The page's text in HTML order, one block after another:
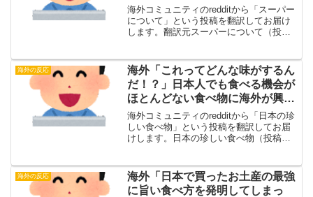
【海外の反応】
海外コミュニティのredditから「スーパー
について」という投稿を翻訳してお届け
します。翻訳元スーパーについて（投稿
ビニも飲食店もあちこちにあって、美味
しいものがたくさ...
海外の反応
海外「これってどんな味がするん
だ！？」日本人でも食べる機会が
ほとんどない食べ物に海外が興味
津々【海外の反応】
海外コミュニティのredditから「日本の珍
しい食べ物」という投稿を翻訳してお届
けします。日本の珍しい食べ物（投稿
んな味がするの？翻訳元海外の反応・海
外の反応何でも試し...
海外の反応
海外「日本で買ったお土産の最強
に旨い食べ方を発明してしまっ